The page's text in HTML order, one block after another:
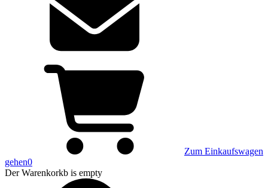
Zum Einkaufswagen
gehen0
Der Warenkorkb is empty